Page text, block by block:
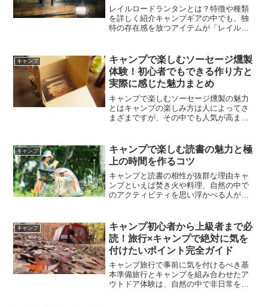
底紹介
レイルロードランタンとは？特徴や種類
を詳しく紹介キャンプギアの中でも、独
特の存在感を放つアイテムが「レイルロ
それでもなおレイルロードランタンを選
ぶキャンパーが多い理由...
キャンプ
キャンプで楽しむソーセージ燻製
体験！初心者でもできる作り方と
実際に感じた魅力まとめ
キャンプで楽しむソーセージ燻製の魅力
とはキャンプの楽しみ方は人によってさ
まざまですが、その中でも人気が高まっ
間で香り高い一品を楽しめることから、
多くのキャンパーに愛され...
キャンプ
キャンプで楽しむ読書の魅力と極
上の時間を作るコツ
キャンプと読書の相性が抜群な理由キャ
ンプといえば焚き火や料理、自然の中で
のアクティビティを思い浮かべる人が多
日常生活ではスマートフォンや仕事に追
われ、落ち着いて本を読む...
キャンプ
キャンプ初心者から上級者まで必
読！旅行×キャンプで絶対に気を
付けたいポイント完全ガイド
キャンプ旅行で事前に気を付けるべき基
本準備旅行とキャンプを組み合わせたア
ウトドア体験は、自然の中で非日常を味